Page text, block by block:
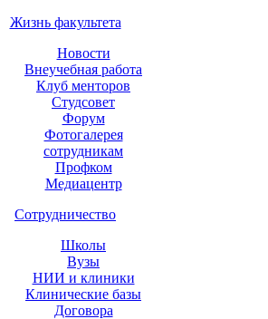
Жизнь факультета
Новости
Внеучебная работа
Клуб менторов
Студсовет
Форум
Фотогалерея
сотрудникам
Профком
Медиацентр
Сотрудничество
Школы
Вузы
НИИ и клиники
Клинические базы
Договора